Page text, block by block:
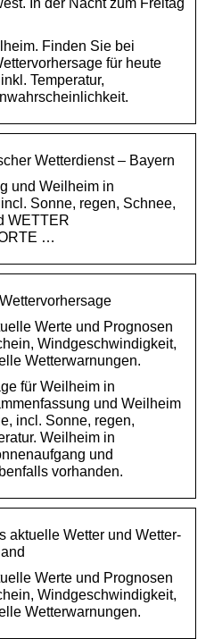
Finden Sie bei
für heute
Temperatur,
Wetterdienst – Bayern
und Weilheim in
Sonne, regen, Schnee,
WETTER
…
Werte und Prognosen
Windgeschwindigkeit,
Wetterwarnungen.
für Weilheim in
und Weilheim
incl. Sonne, regen,
Weilheim in
und
vorhanden.
aktuelle Wetter und Wetter-
Werte und Prognosen
Windgeschwindigkeit,
Wetterwarnungen.